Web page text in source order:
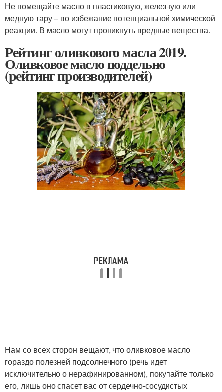
Не помещайте масло в пластиковую, железную или
медную тару – во избежание потенциальной химической
реакции. В масло могут проникнуть вредные вещества.
Рейтинг оливкового масла 2019.
Оливковое масло поддельно
(рейтинг производителей)
Нам со всех сторон вещают, что оливковое масло
гораздо полезней подсолнечного (речь идет
исключительно о нерафинированном), покупайте только
его, лишь оно спасет вас от сердечно-сосудистых